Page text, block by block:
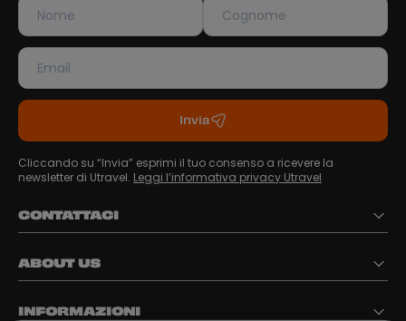
Invia
Cliccando su “Invia” esprimi il tuo consenso a ricevere la
newsletter di Utravel. Leggi l’informativa privacy Utravel
CONTATTACI
ABOUT US
INFORMAZIONI